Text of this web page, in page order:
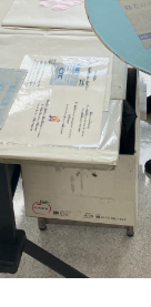
介
連
育機構